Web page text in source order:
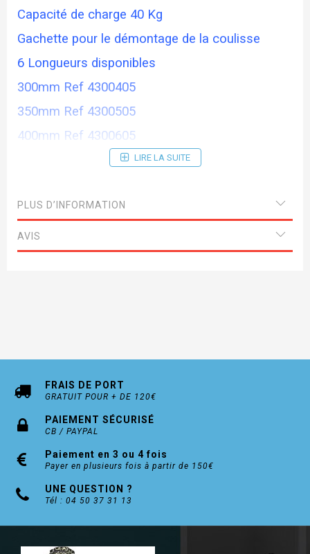
Capacité de charge 40 Kg
Gachette pour le démontage de la coulisse
6 Longueurs disponibles
300mm Ref 4300405
350mm Ref 4300505
400mm Ref 4300605
450mm Ref 4300705
600mm Ref 4300905
Vendue à la paire
LIRE LA SUITE
PLUS D’INFORMATION
AVIS
FRAIS DE PORT
GRATUIT POUR + DE 120€
PAIEMENT SÉCURISÉ
CB / PAYPAL
Paiement en 3 ou 4 fois
Payer en plusieurs fois à partir de 150€
UNE QUESTION ?
Tél : 04 50 37 31 13